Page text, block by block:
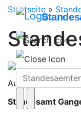
Startseite »
Auf dieser Seite
Standesamt